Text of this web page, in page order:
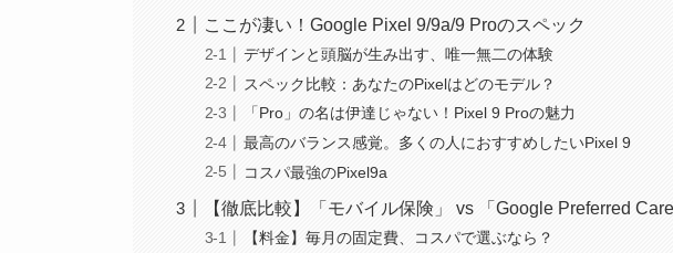
ここが凄い！Google Pixel 9/9a/9 Proのスペック
デザインと頭脳が生み出す、唯一無二の体験
スペック比較：あなたのPixelはどのモデル？
「Pro」の名は伊達じゃない！Pixel 9 Proの魅力
最高のバランス感覚。多くの人におすすめしたいPixel 9
コスパ最強のPixel9a
【徹底比較】「モバイル保険」 vs 「Google Preferred
【料金】毎月の固定費、コスパで選ぶなら？